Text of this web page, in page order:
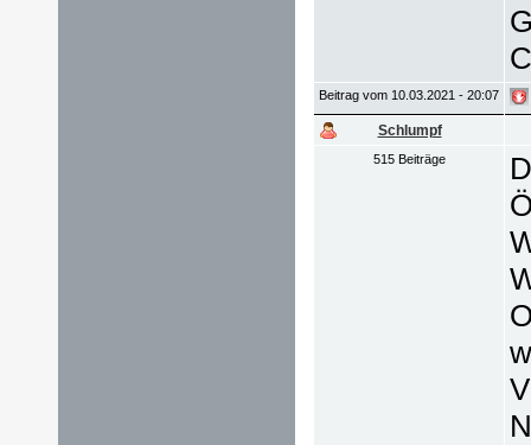
Beitrag vom 10.03.2021 - 20:07
Schlumpf
515 Beiträge